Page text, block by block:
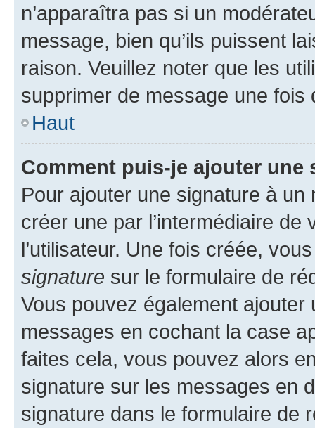
n’apparaîtra pas si un
message, bien qu’ils puissent
raison. Veuillez noter que les
supprimer de message une fois
Haut
Comment puis-je ajouter une
Pour ajouter une signature à un
créer une par l’intermédiaire
l’utilisateur. Une fois créée,
signature sur le formulaire de
Vous pouvez également
messages en cochant la case
faites cela, vous pouvez alors
signature sur les messages en
signature dans le formulaire de